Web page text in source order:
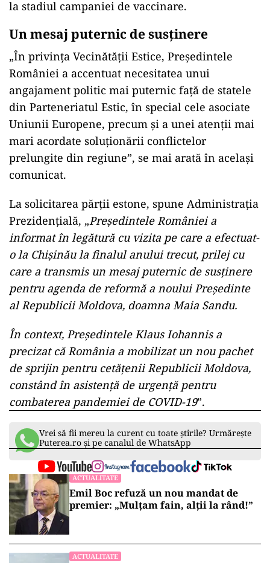
la stadiul campaniei de vaccinare.
Un mesaj puternic de susținere
„În privința Vecinătății Estice, Președintele
României a accentuat necesitatea unui
angajament politic mai puternic față de statele
din Parteneriatul Estic, în special cele asociate
Uniunii Europene, precum și a unei atenții mai
mari acordate soluționării conflictelor
prelungite din regiune”, se mai arată în același
comunicat.
La solicitarea părții estone, spune Administrația
Prezidențială, „Președintele României a
informat în legătură cu vizita pe care a efectuat-
o la Chișinău la finalul anului trecut, prilej cu
care a transmis un mesaj puternic de susținere
pentru agenda de reformă a noului Președinte
al Republicii Moldova, doamna Maia Sandu.
În context, Președintele Klaus Iohannis a
precizat că România a mobilizat un nou pachet
de sprijin pentru cetățenii Republicii Moldova,
constând în asistență de urgență pentru
combaterea pandemiei de COVID-19”.
Vrei să fii mereu la curent cu toate știrile? Urmărește
Puterea.ro și pe canalul de WhatsApp
ACTUALITATE
Emil Boc refuză un nou mandat de
premier: „Mulțam fain, alții la rând!”
ACTUALITATE